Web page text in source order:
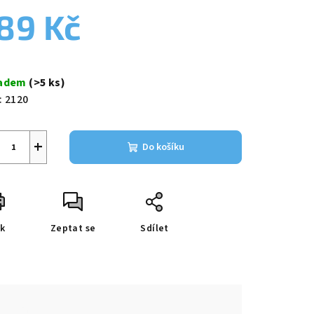
Kč
(>5 ks)
2120
+ Do košíku
Zeptat se Sdílet